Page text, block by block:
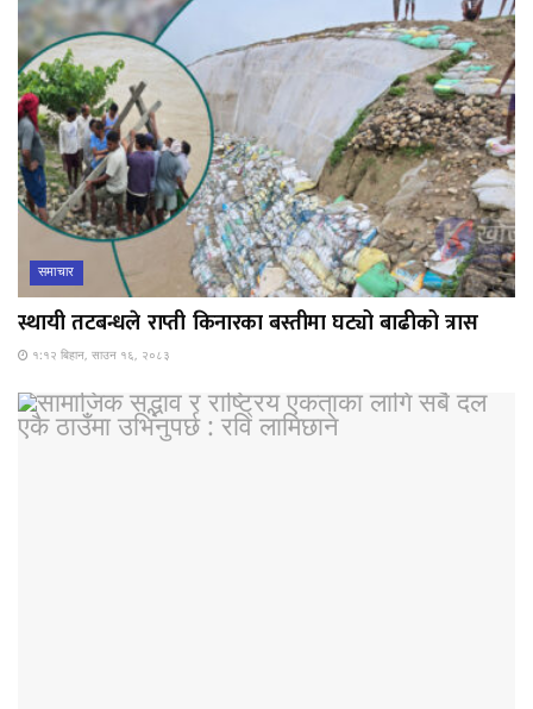
समाचार
स्थायी तटबन्धले राप्ती किनारका बस्तीमा घट्यो बाढीको त्रास
१:१२ बिहान, साउन १६, २०८३